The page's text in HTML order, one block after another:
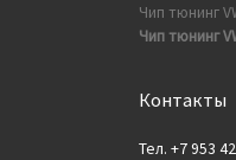
Чип тюнинг
Чип тюнинг
Контакты
Тел. +7 953